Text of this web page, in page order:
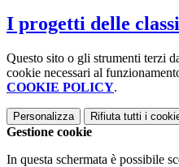
I progetti delle classi
Questo sito o gli strumenti terzi
cookie necessari al
COOKIE POLICY.
Personalizza Rifiuta tutti i
Gestione cookie
In questa schermata è possibile